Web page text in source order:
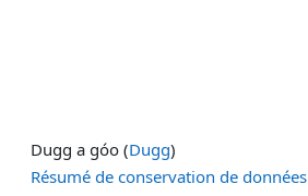
Dugg a góo (Dugg)
Résumé de conservation de données